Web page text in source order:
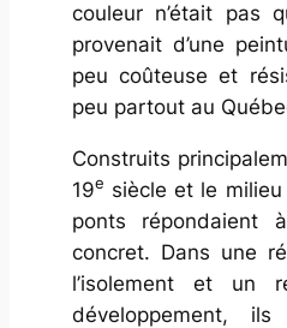
couleur n’était pas
provenait d’une
peu coûteuse et
peu partout au
Construits
19e siècle et le
ponts répondaient
concret. Dans une
l’isolement et un
développement,